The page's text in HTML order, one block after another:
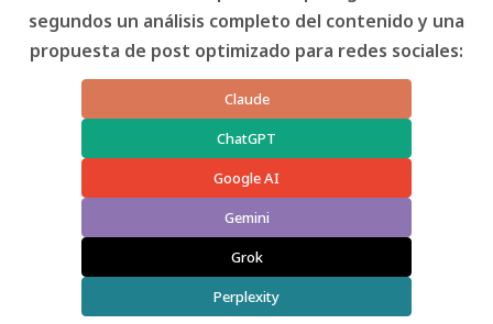
segundos un análisis completo del contenido y una
propuesta de post optimizado para redes sociales:
Claude
ChatGPT
Google AI
Gemini
Grok
Perplexity